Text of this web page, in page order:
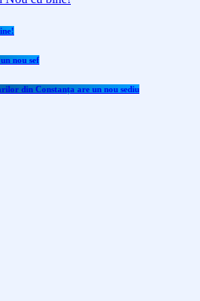
nou sef
din Constanța are un nou sediu